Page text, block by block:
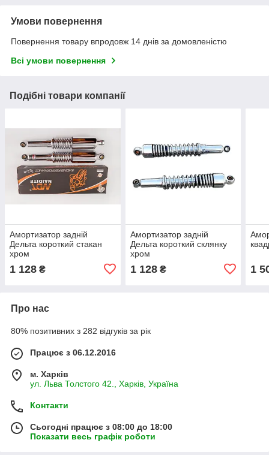
Умови повернення
Повернення товару впродовж 14 днів за домовленістю
Всі умови повернення
Подібні товари компанії
Амортизатор задній
Дельта короткий стакан
хром
1 128 ₴
Амортизатор задній
Дельта короткий склянку
хром
1 128₴ 1
Про нас
80% позитивних з 282 відгуків за рік
Працює з 06.12.2016
м. Харків
ул. Льва Толстого 42., Харків, Україна
Контакти
Сьогодні працює з 08:00 до 18:00
Показати весь графік роботи